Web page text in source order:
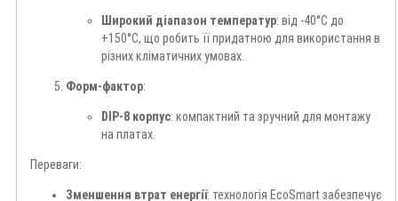
Широкий діапазон температур: від -40°C до
+150°C, що робить її придатною для використання в
різних кліматичних умовах.
Форм-фактор:
DIP-8 корпус: компактний та зручний для монтажу
на платах.
Переваги:
Зменшення втрат енергії: технологія EcoSmart забезпечує